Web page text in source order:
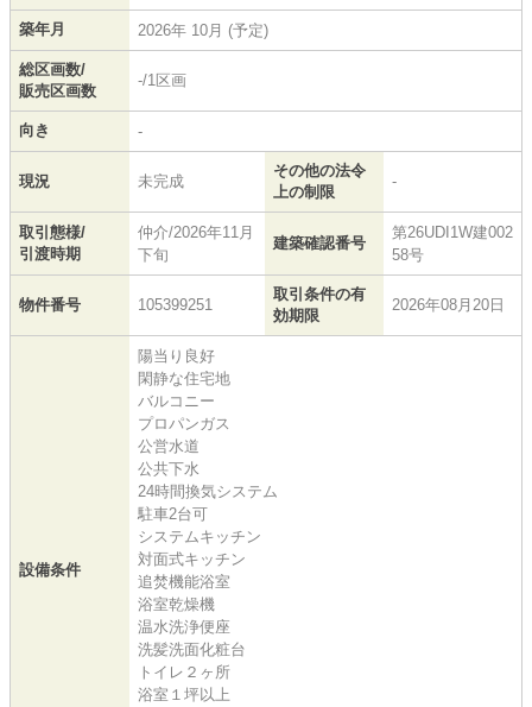
築年月 2026年 10月 (予定)
総区画数/
販売区画数
-/1区画
向き -
現況 未完成
その他の法令
上の制限
-
取引態様/
引渡時期
仲介/2026年11月
下旬
建築確認番号
第26UDI1W建002
58号
物件番号 105399251
取引条件の有
効期限
2026年08月20日
設備条件
陽当り良好
閑静な住宅地
バルコニー
プロパンガス
公営水道
公共下水
24時間換気システム
駐車2台可
システムキッチン
対面式キッチン
追焚機能浴室
浴室乾燥機
温水洗浄便座
洗髪洗面化粧台
トイレ２ヶ所
浴室１坪以上